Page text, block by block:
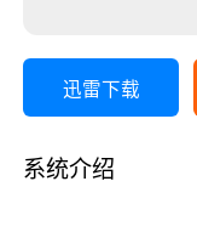
迅雷下载
系统介绍